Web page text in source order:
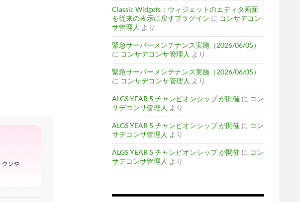
Classic Widgets：ウィジェットのエディタ画面
を従来の表示に戻すプラグイン に コンサデコン
サ管理人 より
緊急サーバーメンテナンス実施（2026/06/05）
に コンサデコンサ管理人 より
緊急サーバーメンテナンス実施（2026/06/05）
に コンサデコンサ管理人 より
ALGS YEAR 5 チャンピオンシップ が開催 に コン
サデコンサ管理人 より
ALGS YEAR 5 チャンピオンシップ が開催 に コン
サデコンサ管理人 より
ALGS YEAR 5 チャンピオンシップ が開催 に コン
サデコンサ管理人 より